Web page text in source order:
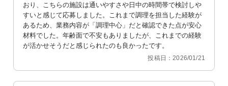
おり、こちらの施設は通いやすさや日中の時間帯で検討しや
すいと感じて応募しました。これまで調理を担当した経験が
あるため、業務内容が「調理中心」だと確認できた点が安心
材料でした。年齢面で不安もありましたが、これまでの経験
が活かせそうだと感じられたのも良かったです。
投稿日：2026/01/21